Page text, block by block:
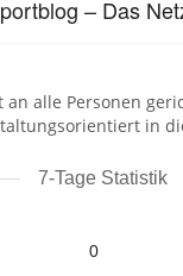
– Das
an alle Personen
in
7-Tage Statistik
0